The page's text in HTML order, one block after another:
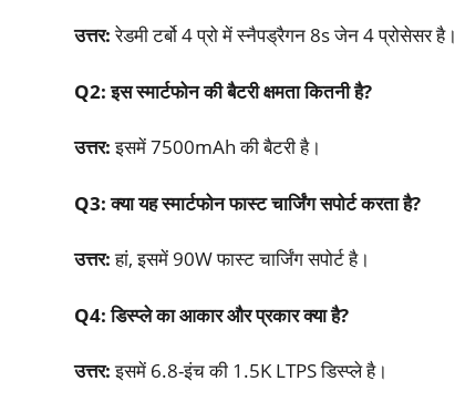
उत्तर:रेडमी टर्बो 4 प्रो में स्नैपड्रैगन 8s जेन 4 प्रोसेसर है।​
Q2:इस स्मार्टफोन की बैटरी क्षमता कितनी है?
उत्तर:इसमें 7500mAh की बैटरी है।​
Q3:क्या यह स्मार्टफोन फास्ट चार्जिंग सपोर्ट करता है?
उत्तर:हां, इसमें 90W फास्ट चार्जिंग सपोर्ट है।
Q4:डिस्प्ले का आकार और प्रकार क्या है?
उत्तर:इसमें 6.8-इंच की 1.5K LTPS डिस्प्ले है।